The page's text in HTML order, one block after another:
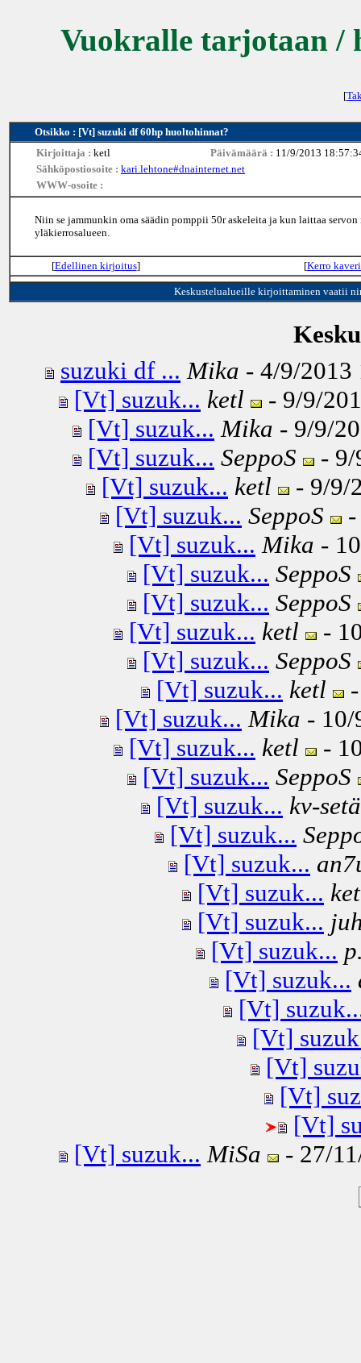
Vuokralle tarjotaan /
[
Otsikko : [Vt] suzuki df 60hp huoltohinnat?
Kirjoittaja : ketl Päivämäärä : 11/9/2013
Sähköpostiosoite : kari.lehtone#dnainternet.net
WWW-osoite :
Niin se jammunkin oma säädin pomppii 50r askeleita ja kun laittaa
yläkierrosalueen.
[Edellinen kirjoitus] [Kerro
Keskustelualueille kirjoittaminen vaatii
suzuki df ... Mika - 4/9/2013
[Vt] suzuk... ketl
- 9/9/
[Vt] suzuk... Mika - 9/9/
[Vt] suzuk... SeppoS
-
[Vt] suzuk... ketl
- 9/9/
[Vt] suzuk... SeppoS
[Vt] suzuk... Mika -
[Vt] suzuk... SeppoS
[Vt] suzuk... SeppoS
[Vt] suzuk... ketl
-
[Vt] suzuk... SeppoS
[Vt] suzuk... ketl
[Vt] suzuk... Mika -
[Vt] suzuk... ketl
-
[Vt] suzuk... SeppoS
[Vt] suzuk... kv-setä
[Vt] suzuk...
[Vt] suzuk...
[Vt] suzuk...
[Vt] suzuk...
[Vt] suzuk...
[Vt] suzuk...
[Vt]
[Vt]
[Vt]
[Vt]
[Vt]
[Vt] suzuk... MiSa - 27/